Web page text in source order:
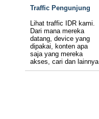
Traffic Pengunjung
Lihat traffic IDR kami.
Dari mana mereka
datang, device yang
dipakai, konten apa
saja yang mereka
akses, cari dan lainnya